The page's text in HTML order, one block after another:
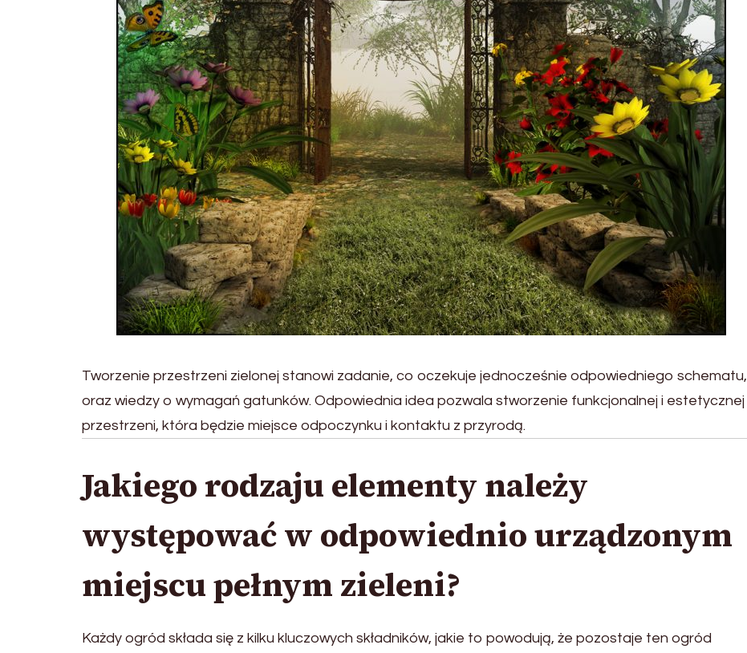
Tworzenie przestrzeni zielonej stanowi zadanie, co oczekuje jednocześnie odpowiedniego schematu,
oraz wiedzy o wymagań gatunków. Odpowiednia idea pozwala stworzenie funkcjonalnej i estetycznej
przestrzeni, która będzie miejsce odpoczynku i kontaktu z przyrodą.
Jakiego rodzaju elementy należy
występować w odpowiednio urządzonym
miejscu pełnym zieleni?
Każdy ogród składa się z kilku kluczowych składników, jakie to powodują, że pozostaje ten ogród